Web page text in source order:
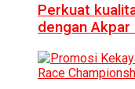
Perkuat
dengan Akpar